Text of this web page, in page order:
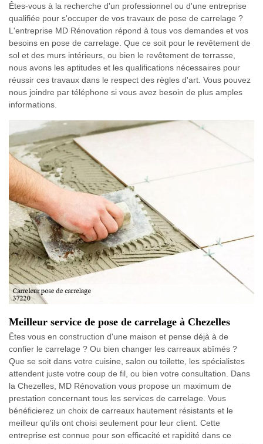
Êtes-vous à la recherche d'un professionnel ou d'une entreprise
qualifiée pour s'occuper de vos travaux de pose de carrelage ?
L'entreprise MD Rénovation répond à tous vos demandes et vos
besoins en pose de carrelage. Que ce soit pour le revêtement de
sol et des murs intérieurs, ou bien le revêtement de terrasse,
nous avons les aptitudes et les qualifications nécessaires pour
réussir ces travaux dans le respect des règles d'art. Vous pouvez
nous joindre par téléphone si vous avez besoin de plus amples
informations.
Meilleur service de pose de carrelage à Chezelles
Êtes vous en construction d'une maison et pense déjà à de
confier le carrelage ? Ou bien changer les carreaux abîmés ?
Que se soit dans votre cuisine, salon ou toilette, les spécialistes
attendent juste votre coup de fil, ou bien votre consultation. Dans
la Chezelles, MD Rénovation vous propose un maximum de
prestation concernant tous les services de carrelage. Vous
bénéficierez un choix de carreaux hautement résistants et le
meilleur qu'ils ont choisi seulement pour leur client. Cette
entreprise est connue pour son efficacité et rapidité dans ce